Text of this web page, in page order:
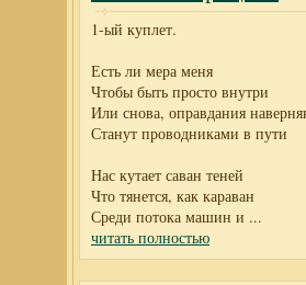
1-ый куплет.
Есть ли мера меня
Чтобы быть просто внутри
Или снова, оправдания
Станут проводниками в пути
Нас кутает саван теней
Что тянется, как караван
Среди потока машин и ...
читать полностью